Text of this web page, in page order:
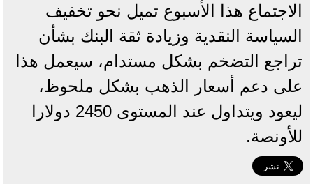
الاجتماع هذا الأسبوع تميل نحو تخفيف
السياسة النقدية وزيادة ثقة البنك بشأن
تراجع التضخم بشكل مستدام، سيعمل هذا
على دعم أسعار الذهب بشكل ملحوظ،
ليعود ويتداول عند المستوى 2450 دولارا
للأونصة.